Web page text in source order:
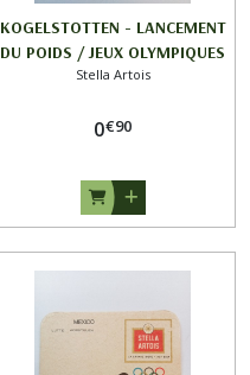
KOGELSTOTTEN - LANCEMENT
DU POIDS / JEUX OLYMPIQUES
de MEXICO 1968 / STELLA
Stella Artois
0€90